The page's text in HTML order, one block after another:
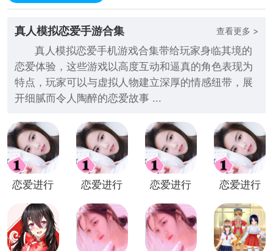
真人模拟恋爱手游合集 查看更多 >
真人模拟恋爱手机游戏合集带给玩家身临其境的
恋爱体验，这些游戏以高度互动和逼真的角色表现为
特点，玩家可以与虚拟人物建立深厚的情感纽带，展
开细腻而令人陶醉的恋爱故事 ...
恋爱进行
购版
恋爱进行
恋爱进行
改版
恋爱进行
币版